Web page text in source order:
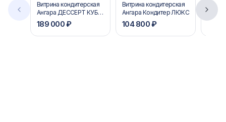
Витрина кондитерская
Ангара ДЕССЕРТ КУБ
(premium)
189 000 ₽
Витрина кондитерская
Ангара Кондитер ЛЮКС
104 800 ₽ 138